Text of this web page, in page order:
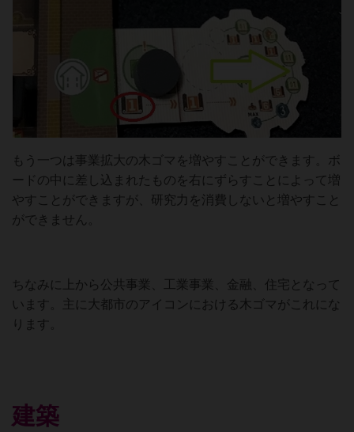
もう一つは事業拡大の木ゴマを増やすことができます。ボ
ードの中に差し込まれたものを右にずらすことによって増
やすことができますが、研究力を消費しないと増やすこと
ができません。
ちなみに上から公共事業、工業事業、金融、住宅となって
います。主に大都市のアイコンにおける木ゴマがこれにな
ります。
建築